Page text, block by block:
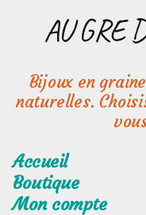
AU GRE
Bijoux en
naturelles.
Accueil
Boutique
Mon compte